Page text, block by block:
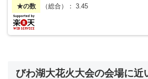
★の数
（総合）： 3.45
びわ湖大花火大会の会場に近